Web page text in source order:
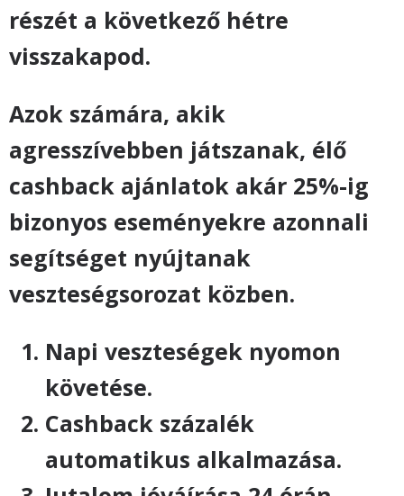
részét a következő hétre
visszakapod.
Azok számára, akik
agresszívebben játszanak, élő
cashback ajánlatok akár 25%-ig
bizonyos eseményekre azonnali
segítséget nyújtanak
veszteségsorozat közben.
Napi veszteségek nyomon
követése.
Cashback százalék
automatikus alkalmazása.